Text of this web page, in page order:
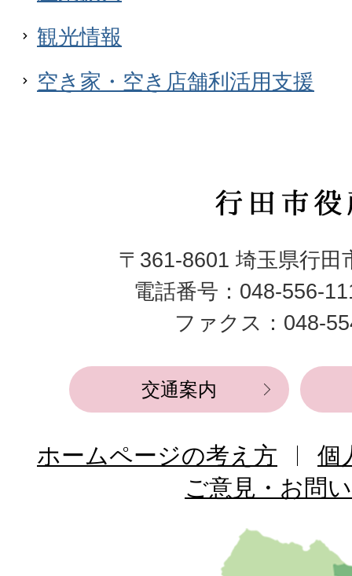
観光情報
空き家・空き店舗利活用支援
行
市
役
所
〒361-8601 埼玉県行田
電話番号：048-556-
ファクス：048-
交通案内
ホームページの考え方
個
ご意見・お問